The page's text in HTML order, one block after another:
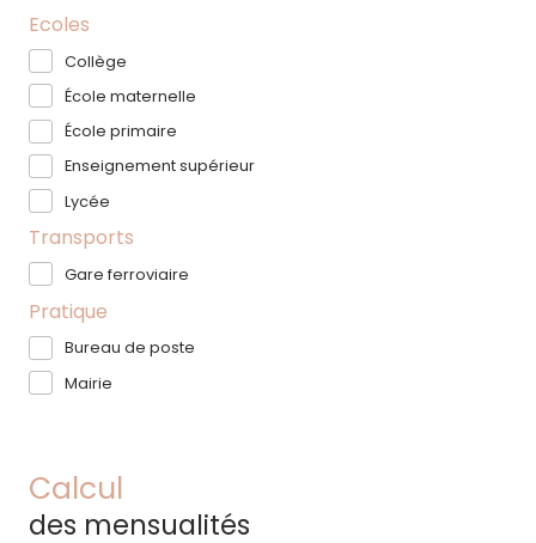
Ecoles
Collège
École maternelle
École primaire
Enseignement supérieur
Lycée
Transports
Gare ferroviaire
Pratique
Bureau de poste
Mairie
Calcul
des mensualités